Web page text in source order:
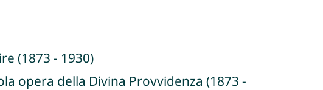
(1873 - 1930)
opera della Divina Provvidenza (1873 -